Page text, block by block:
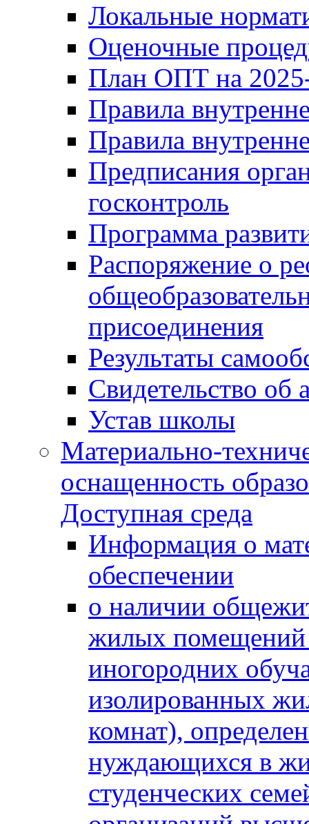
Локальные
Оценочные
План ОПТ на
Правила
Правила
Предписания
госконтроль
Программа
Распоряжение о
присоединения
Результаты
Свидетельство об
Устав школы
Материально-
оснащенность
Доступная среда
Информация о
обеспечении
о наличии
жилых помещений
иногородних
изолированных
комнат),
нуждающихся в
студенческих